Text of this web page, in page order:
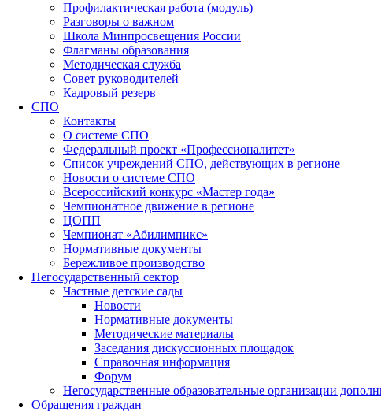
Профилактическая работа (модуль)
Разговоры о важном
Школа Минпросвещения России
Флагманы образования
Методическая служба
Совет руководителей
Кадровый резерв
СПО
Контакты
О системе СПО
Федеральный проект «Профессионалитет»
Список учреждений СПО, действующих в регионе
Новости о системе СПО
Всероссийский конкурс «Мастер года»
Чемпионатное движение в регионе
ЦОПП
Чемпионат «Абилимпикс»
Нормативные документы
Бережливое производство
Негосударственный сектор
Частные детские сады
Новости
Нормативные документы
Методические материалы
Заседания дискуссионных площадок
Справочная информация
Форум
Негосударственные образовательные организации
Обращения граждан